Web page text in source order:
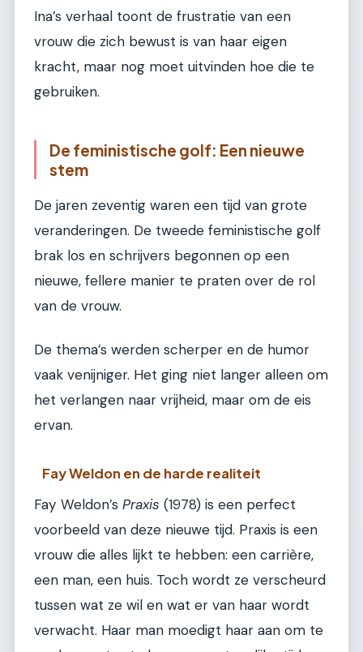
Ina’s verhaal toont de frustratie van een
vrouw die zich bewust is van haar eigen
kracht, maar nog moet uitvinden hoe die te
gebruiken.
De feministische golf: Een nieuwe
stem
De jaren zeventig waren een tijd van grote
veranderingen. De tweede feministische golf
brak los en schrijvers begonnen op een
nieuwe, fellere manier te praten over de rol
van de vrouw.
De thema’s werden scherper en de humor
vaak venijniger. Het ging niet langer alleen om
het verlangen naar vrijheid, maar om de eis
ervan.
Fay Weldon en de harde realiteit
Fay Weldon’s Praxis (1978) is een perfect
voorbeeld van deze nieuwe tijd. Praxis is een
vrouw die alles lijkt te hebben: een carrière,
een man, een huis. Toch wordt ze verscheurd
tussen wat ze wil en wat er van haar wordt
verwacht. Haar man moedigt haar aan om te